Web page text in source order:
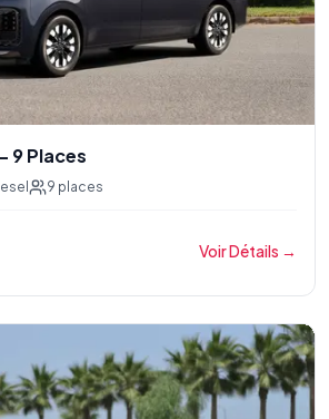
9 Places
9 places
Voir Détails →